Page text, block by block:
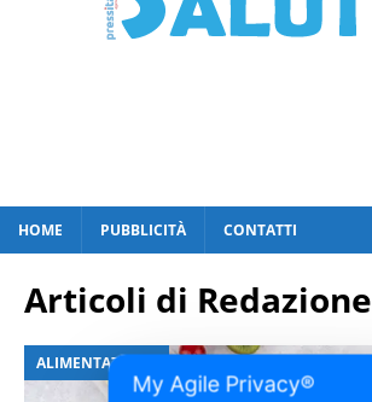
HOME PUBBLICITÀ CONTATTI
Articoli di Redazione
ALIMENTAZIONE
My Agile Privacy®